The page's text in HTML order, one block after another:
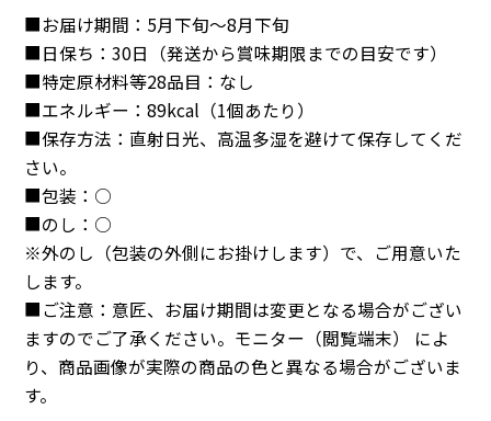
■お届け期間：5月下旬〜8月下旬
■日保ち：30日（発送から賞味期限までの目安です）
■特定原材料等28品目：なし
■エネルギー：89kcal（1個あたり）
■保存方法：直射日光、高温多湿を避けて保存してくだ
さい。
■包装：○
■のし：○
※外のし（包装の外側にお掛けします）で、ご用意いた
します。
■ご注意：意匠、お届け期間は変更となる場合がござい
ますのでご了承ください。モニター（閲覧端末） によ
り、商品画像が実際の商品の色と異なる場合がございま
す。